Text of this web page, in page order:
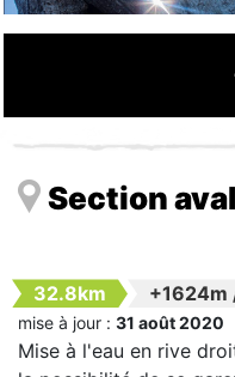
Section
32.8km +1624m
mise à jour : 31 août 2020
Mise à l'eau en rive